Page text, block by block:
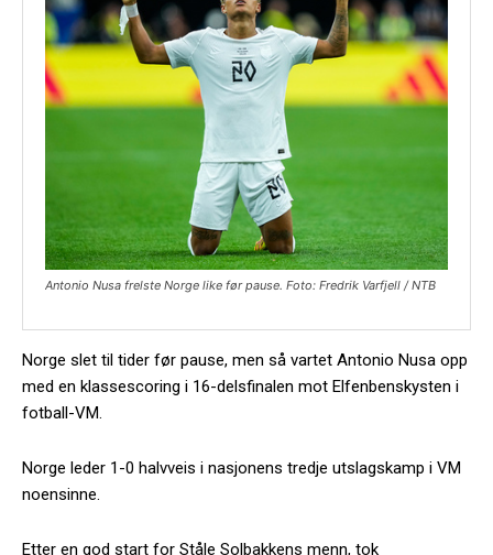
Antonio Nusa frelste Norge like før pause. Foto: Fredrik Varfjell / NTB
Norge slet til tider før pause, men så vartet Antonio Nusa opp
med en klassescoring i 16-delsfinalen mot Elfenbenskysten i
fotball-VM.
Norge leder 1-0 halvveis i nasjonens tredje utslagskamp i VM
noensinne.
Etter en god start for Ståle Solbakkens menn, tok